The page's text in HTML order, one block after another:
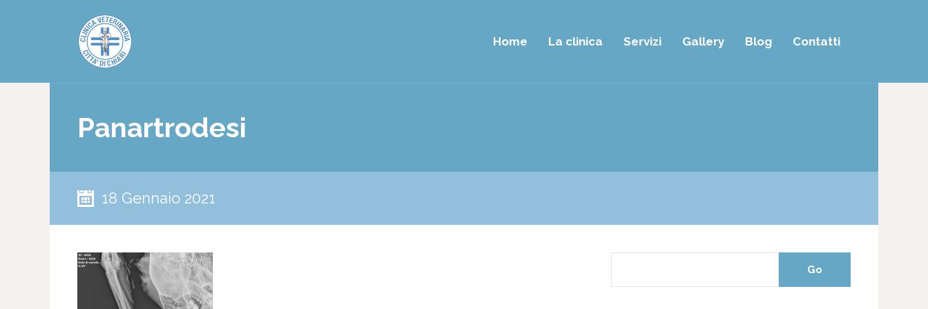
Home La clinica Servizi Gallery Blog Contatti
Panartrodesi
18 Gennaio 2021